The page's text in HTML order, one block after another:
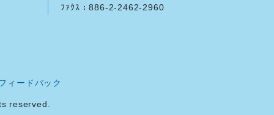
ﾌｧｸｽ：886-2-2462-2960
ィードバック
reserved.